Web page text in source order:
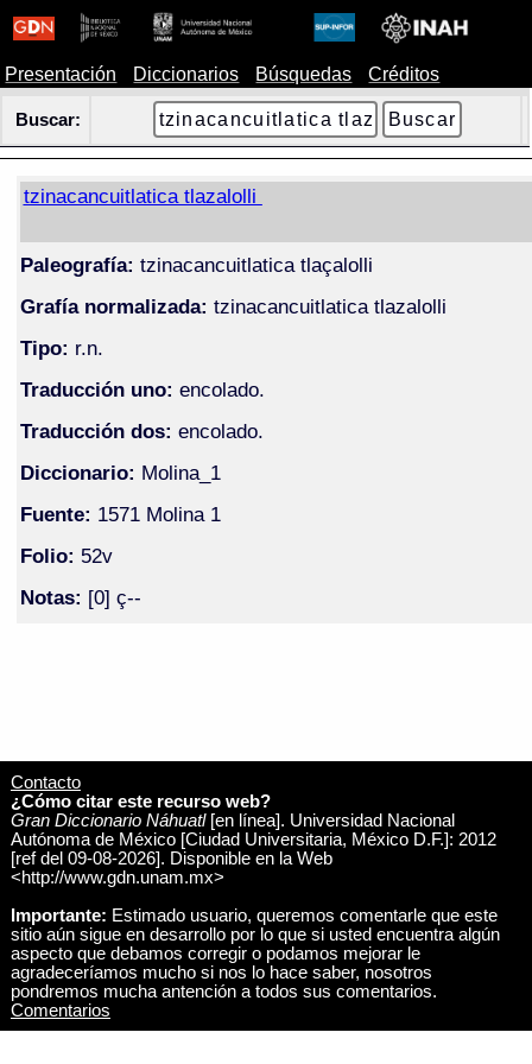
Presentación Diccionarios Búsquedas Créditos
Buscar:
tzinacancuitlatica tlazalolli
Paleografía: tzinacancuitlatica tlaçalolli
Grafía normalizada: tzinacancuitlatica tlazalolli
Tipo: r.n.
Traducción uno: encolado.
Traducción dos: encolado.
Diccionario: Molina_1
Fuente: 1571 Molina 1
Folio: 52v
Notas: [0] ç--
Contacto
¿Cómo citar este recurso web?
Gran Diccionario Náhuatl[en línea]. Universidad Nacional
Autónoma de México [Ciudad Universitaria, México D.F.]: 2012
[ref del 09-08-2026]. Disponible en la Web
<http://www.gdn.unam.mx>
Importante: Estimado usuario, queremos comentarle que este
sitio aún sigue en desarrollo por lo que si usted encuentra algún
aspecto que debamos corregir o podamos mejorar le
agradeceríamos mucho si nos lo hace saber, nosotros
pondremos mucha antención a todos sus comentarios.
Comentarios